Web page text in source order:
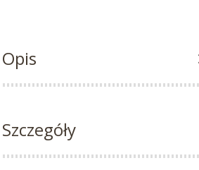
Opis
Szczegóły